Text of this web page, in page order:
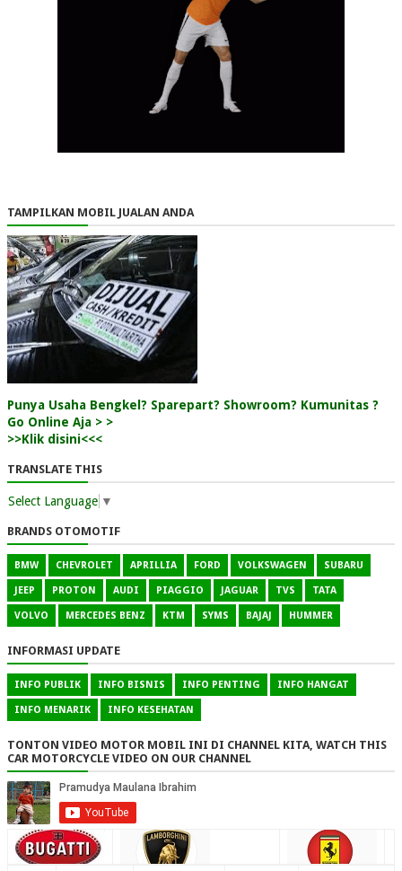
TAMPILKAN MOBIL JUALAN ANDA
Punya Usaha Bengkel? Sparepart? Showroom? Kumunitas ?
Go Online Aja > >
>>Klik disini<<<
TRANSLATE THIS
Select Language ▼
BRANDS OTOMOTIF
BMW CHEVROLET APRILLIA FORD VOLKSWAGEN SUBARU
JEEP PROTON AUDI PIAGGIO JAGUAR TVS TATA
VOLVO MERCEDES BENZ KTM SYMS BAJAJ HUMMER
INFORMASI UPDATE
INFO PUBLIK INFO BISNIS INFO PENTING INFO HANGAT
INFO MENARIK INFO KESEHATAN
TONTON VIDEO MOTOR MOBIL INI DI CHANNEL KITA, WATCH THIS
CAR MOTORCYCLE VIDEO ON OUR CHANNEL